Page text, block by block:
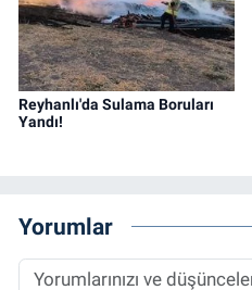
Reyhanlı'da Sulama Boruları
Yandı!
Yorumlar